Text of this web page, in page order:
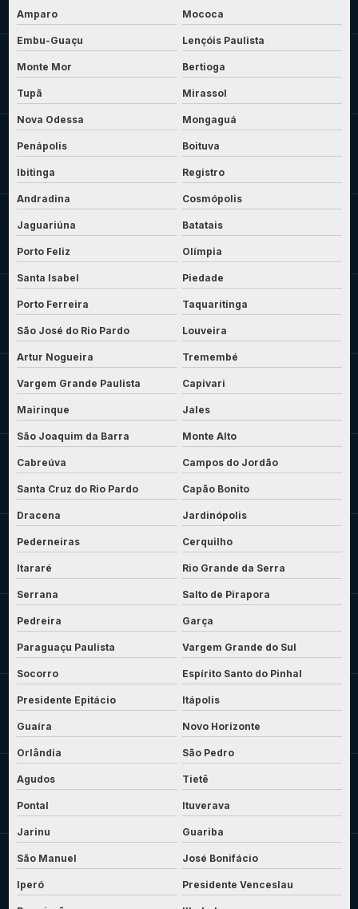
Amparo Mococa
Embu-Guaçu Lençóis Paulista
Monte Mor Bertioga
Tupã Mirassol
Nova Odessa Mongaguá
Penápolis Boituva
Ibitinga Registro
Andradina Cosmópolis
Jaguariúna Batatais
Porto Feliz Olímpia
Santa Isabel Piedade
Porto Ferreira Taquaritinga
São José do Rio Pardo Louveira
Artur Nogueira Tremembé
Vargem Grande Paulista Capivari
Mairinque Jales
São Joaquim da Barra Monte Alto
Cabreúva Campos do Jordão
Santa Cruz do Rio Pardo Capão Bonito
Dracena Jardinópolis
Pederneiras Cerquilho
Itararé Rio Grande da Serra
Serrana Salto de Pirapora
Pedreira Garça
Paraguaçu Paulista Vargem Grande do Sul
Socorro Espírito Santo do Pinhal
Presidente Epitácio Itápolis
Guaíra Novo Horizonte
Orlândia São Pedro
Agudos Tietê
Pontal Ituverava
Jarinu Guariba
São Manuel José Bonifácio
Iperó Presidente Venceslau